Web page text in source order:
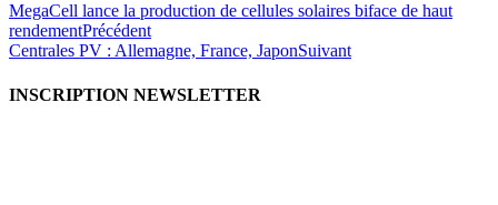
MegaCell lance la production de cellules solaires biface de haut
rendementPrécédent
Centrales PV : Allemagne, France, JaponSuivant
INSCRIPTION NEWSLETTER